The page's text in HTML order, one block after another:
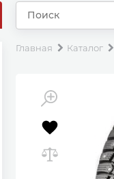
Главная Каталог